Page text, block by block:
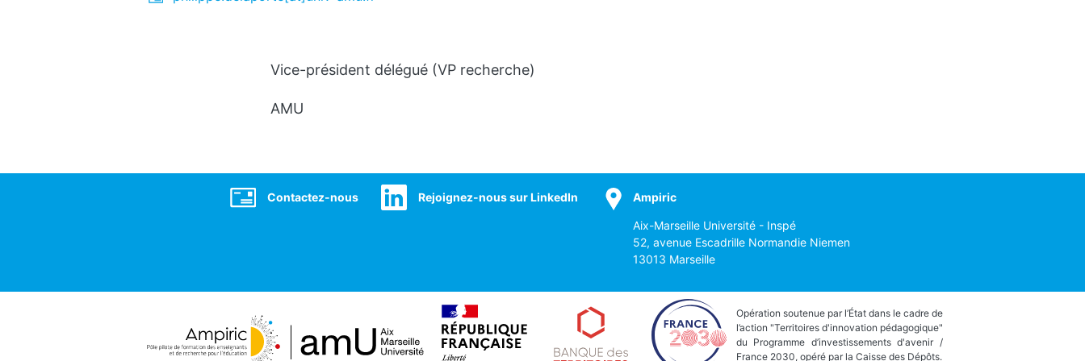
Vice-président délégué (VP recherche)
AMU
SocialContactez-nous Rejoignez-nous sur LinkedIn Ampiric
Aix-Marseille Université - Inspé
52, avenue Escadrille Normandie Niemen
13013 Marseille
Opération soutenue par l’État dans le cadre de
l’action "Territoires d'innovation pédagogique"
du Programme d’investissements d'avenir /
France 2030, opéré par la Caisse des Dépôts.